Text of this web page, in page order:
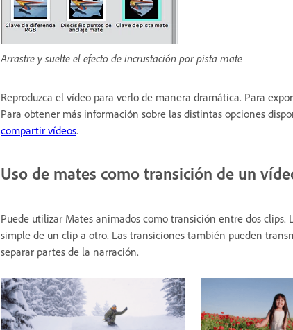
Arrastre y suelte el efecto de incrustación por pista mate
Reproduzca el vídeo para verlo de manera dramática. Para
Para obtener más información sobre las distintas opciones
compartir vídeos.
Uso de mates como transición de un
Puede utilizar Mates animados como transición entre dos
simple de un clip a otro. Las transiciones también pueden
separar partes de la narración.